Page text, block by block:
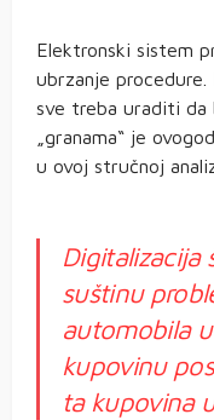
Elektronski sistem
ubrzanje
sve treba uraditi da
„granama“ je
u ovoj stručnoj
Digitalizacija
suštinu
automobila
kupovinu
ta kupovina